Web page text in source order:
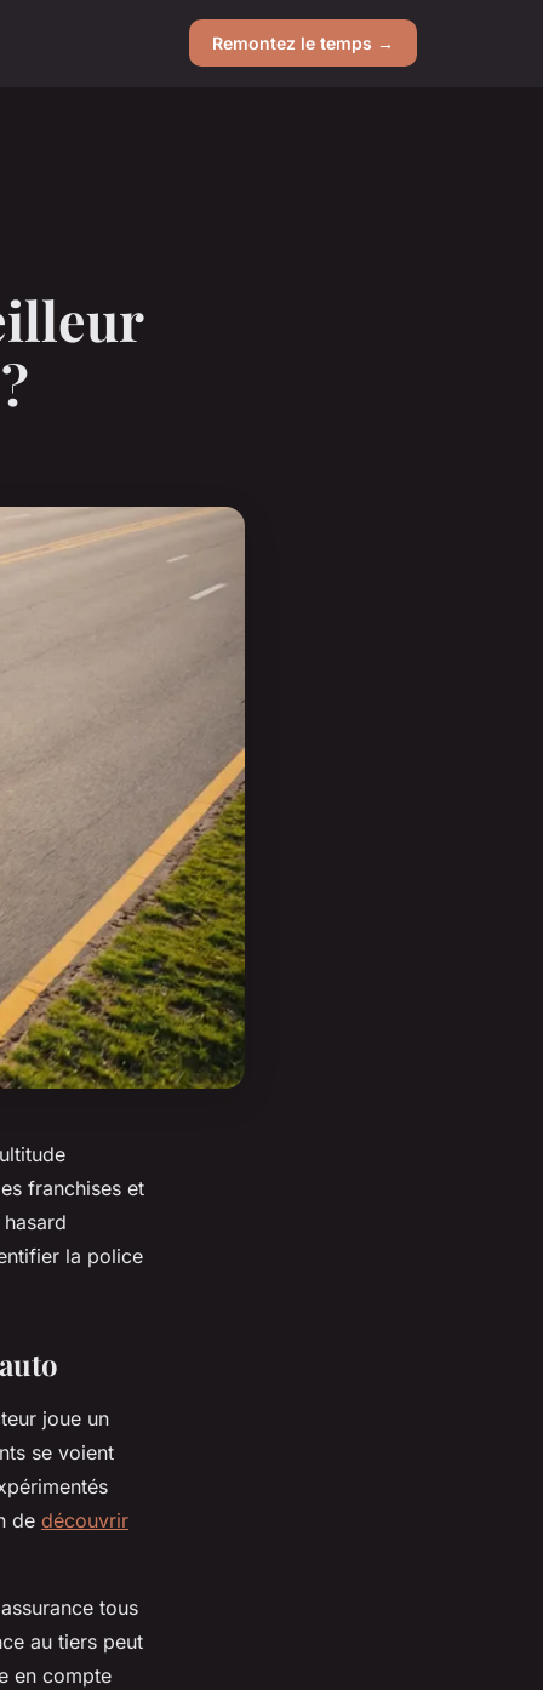
Remontez le temps →
franchises et
la police
joue un
se voient
de découvrir
tous
au tiers peut
en compte